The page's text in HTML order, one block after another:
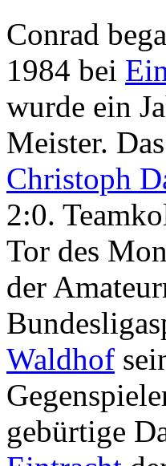
Conrad
1984 bei
wurde ein
Meister.
Christoph
2:0.
Tor des
der
Waldhof
gebürtige